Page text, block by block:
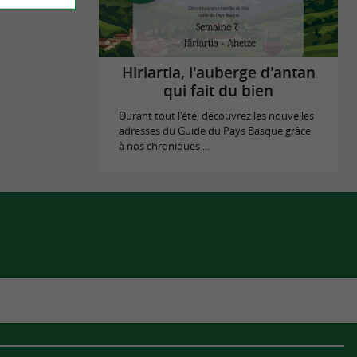
Hiriartia, l'auberge d'antan
qui fait du bien
Durant tout l'été, découvrez les nouvelles
adresses du Guide du Pays Basque grâce
à nos chroniques ...